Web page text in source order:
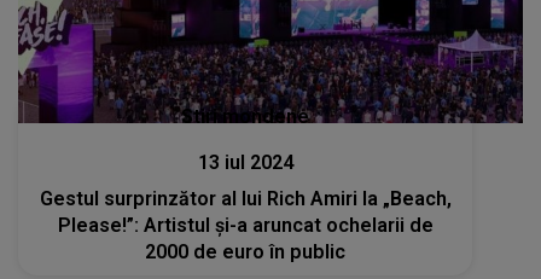
Stiri mondene
13 iul 2024
Gestul surprinzător al lui Rich Amiri la „Beach,
Please!”: Artistul și-a aruncat ochelarii de
2000 de euro în public